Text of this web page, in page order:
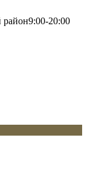
район9:00-20:00